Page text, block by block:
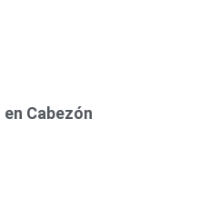
Cabezón